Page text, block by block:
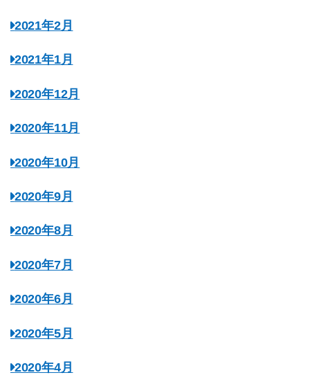
2021年2月
2021年1月
2020年12月
2020年11月
2020年10月
2020年9月
2020年8月
2020年7月
2020年6月
2020年5月
2020年4月